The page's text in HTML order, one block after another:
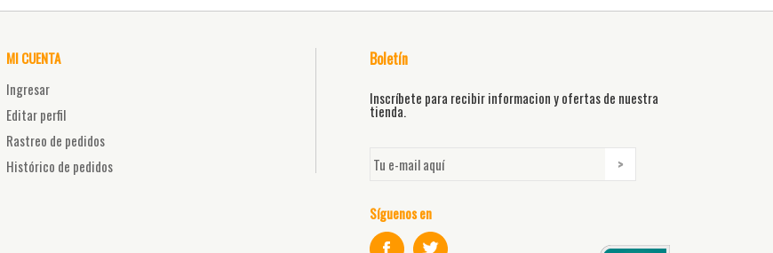
MI CUENTA
Ingresar
Editar perfil
Rastreo de pedidos
Histórico de pedidos
Boletín
Inscríbete para recibir informacion y ofertas de nuestra
tienda.
Síguenos en